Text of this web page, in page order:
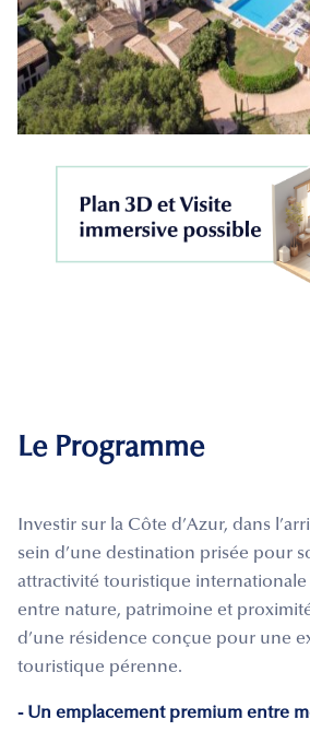
Le Programme
Investir sur la Côte d’Azur, dans
sein d’une destination prisée pour
attractivité touristique
entre nature, patrimoine et
d’une résidence conçue pour une
touristique pérenne.
- Un emplacement premium entre